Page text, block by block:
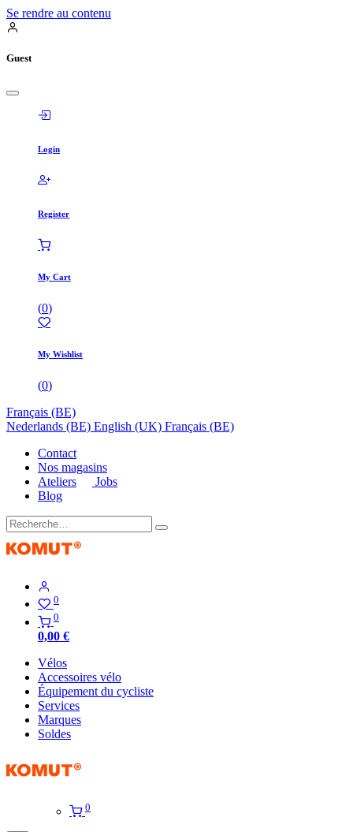
Se rendre au contenu
Guest
Login
Register
My Cart
(0)
My Wishlist
(0)
Français (BE)
Nederlands (BE) English (UK) Français (BE)
Contact
Nos magasins
Ateliers
Jobs
Blog
0
0
0,00 €
Vélos
Accessoires vélo
Équipement du cycliste
Services
Marques
Soldes
0